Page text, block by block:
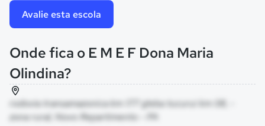
Avalie esta escola
Onde fica o E M E F Dona Maria
Olindina?
rodovia transamazonica km 177 gleba tucurui km 08, -
zona rural, Novo Repartimento - PA